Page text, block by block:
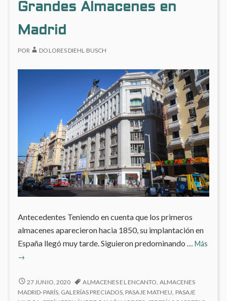
Grandes Almacenes en
Madrid
POR DOLORES DIEHL BUSCH
Antecedentes Teniendo en cuenta que los primeros
almacenes aparecieron hacia 1850, su implantación en
España llegó muy tarde. Siguieron predominando … Más
→
PASAJES
COMERCIALES
27 JUNIO, 2020 ALMACENES EL ENCANTO ALMACENES
MADRID-PARÍS GALERÍAS PRECIADOS PASAJE MATHEU PASAJE